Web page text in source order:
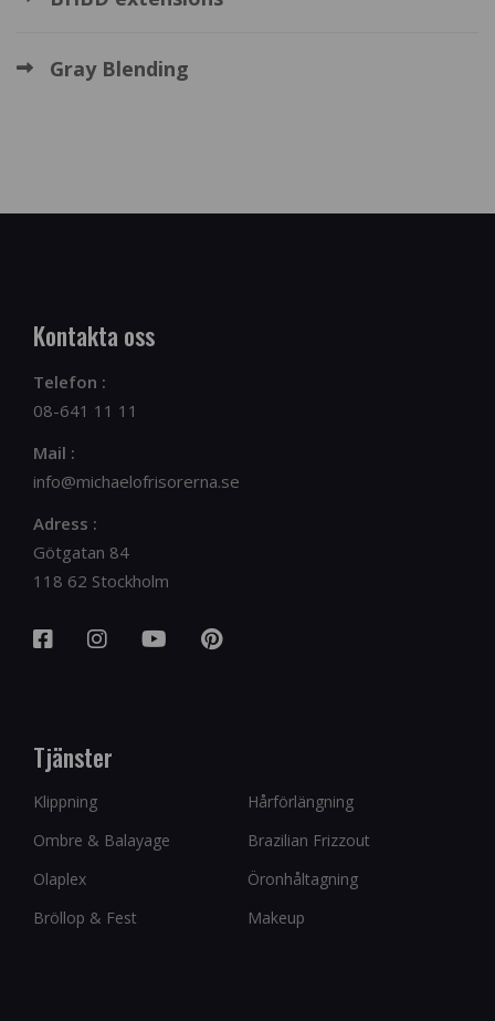
Gray Blending
Kontakta oss
Telefon :
08-641 11 11
Mail :
info@michaelofrisorerna.se
Adress :
Götgatan 84
118 62 Stockholm
Tjänster
Klippning
Hårförlängning
Ombre & Balayage
Brazilian Frizzout
Olaplex
Öronhåltagning
Bröllop & Fest
Makeup